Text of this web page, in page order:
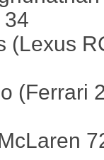
34
(Lexus
(Ferrari